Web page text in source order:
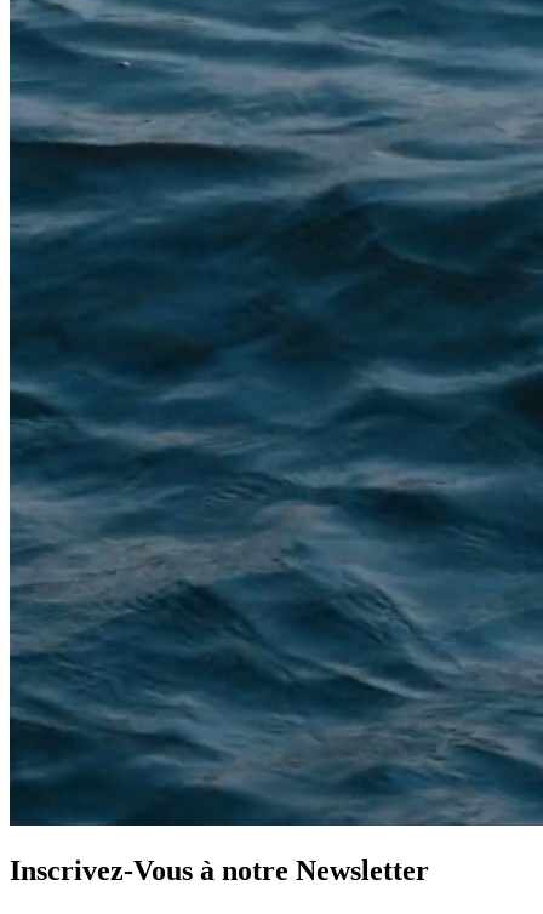
Inscrivez-Vous à notre Newsletter